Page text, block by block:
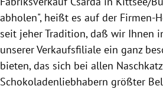
abholen", heißt es auf der Firmen-
seit jeher Tradition, daß wir Ihnen
unserer Verkaufsfiliale ein ganz
bieten, das sich bei allen
Schokoladenliebhabern größter